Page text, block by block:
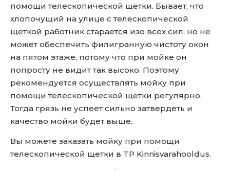
помощи телескопической щетки. Бывает, что
хлопочущий на улице с телескопической
щеткой работник старается изо всех сил, но не
может обеспечить филигранную чистоту окон
на пятом этаже, потому что при мойке он
попросту не видит так высоко. Поэтому
рекомендуется осуществлять мойку при
помощи телескопической щетки регулярно.
Тогда грязь не успеет сильно затвердеть и
качество мойки будет выше.
Вы можете заказать мойку при помощи
телескопической щетки в TP Kinnisvarahooldus.